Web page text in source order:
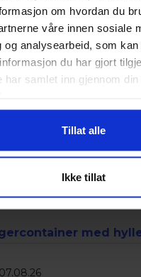
om hvordan du
våre innen sosiale
og analysearbeid, som
du har gjort
har samlet inn gjennom
Tillat alle
Ikke tillat
med
07.08.26